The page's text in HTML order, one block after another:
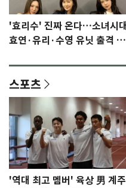
'효리수' 진짜 온다…소녀시대
효연·유리·수영 유닛 출격 [N
스포츠
'역대 최고 멤버' 육상 男 계주